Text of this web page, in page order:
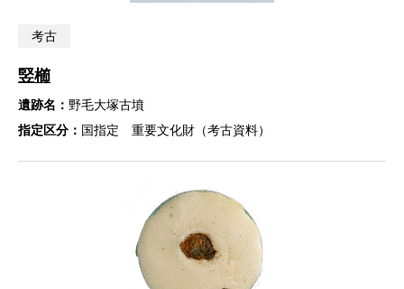
考古
竪櫛
遺跡名： 野毛大塚古墳
指定区分： 国指定 重要文化財（考古資料）